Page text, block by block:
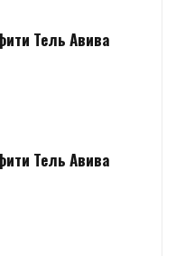
Тель Авива
Тель Авива